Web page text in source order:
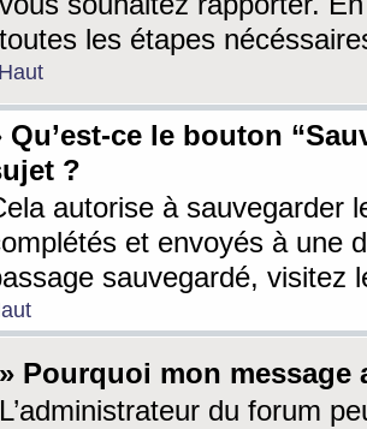
toutes les étapes
Haut
Qu’est-ce le bouton
?
autorise à sauvegarder
et envoyés à une
sauvegardé, visitez
» Pourquoi mon message
L’administrateur du forum